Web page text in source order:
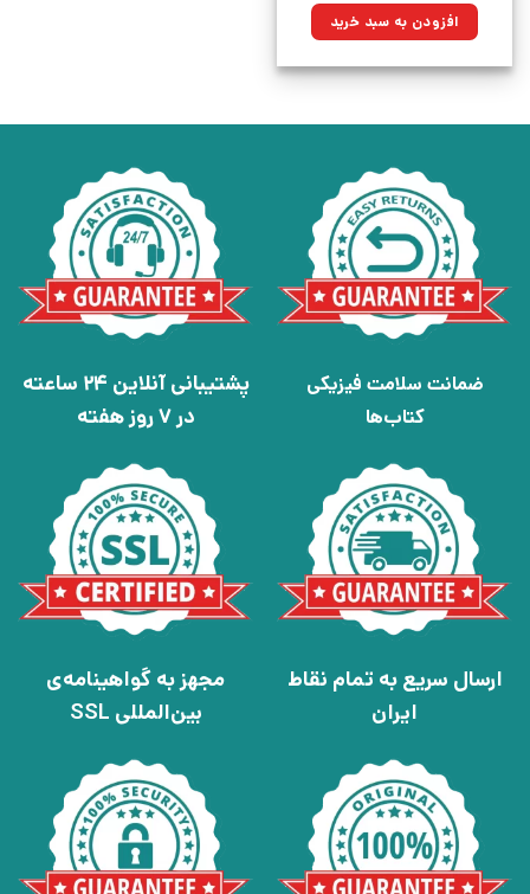
۳۵۰,۰۰۰تومان
بود.
۲۵۰,۲۵۰تومان.افزودن به سبد خرید
ضمانت سلامت فیزیکی
کتاب‌ها
پشتیبانی آنلاین 24 ساعته
در 7 روز هفته
ارسال سریع به تمام نقاط
ایران
مجهز به گواهینامه‌ی
بین‌المللی SSL